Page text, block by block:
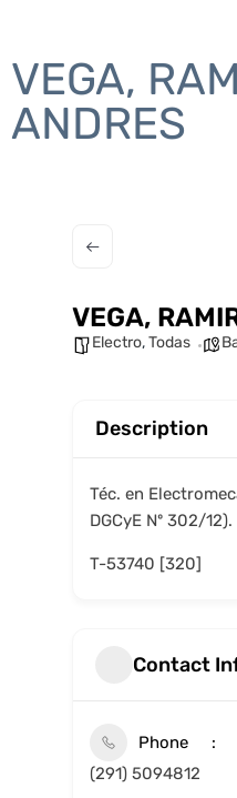
VEGA,
ANDRES
VEGA,
Electro,Todas
Description
Téc. en
DGCyE Nº 302/12).
T-53740 [320]
Contact
Phone
(291) 5094812